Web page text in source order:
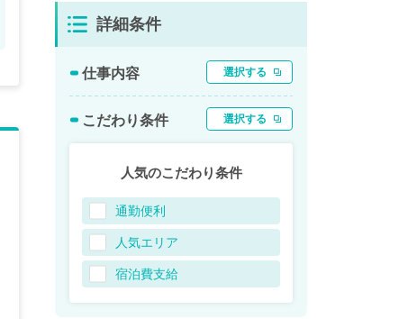
詳細条件
仕事内容 選択する
こだわり条件 選択する
人気のこだわり条件
通勤便利
人気エリア
宿泊費支給